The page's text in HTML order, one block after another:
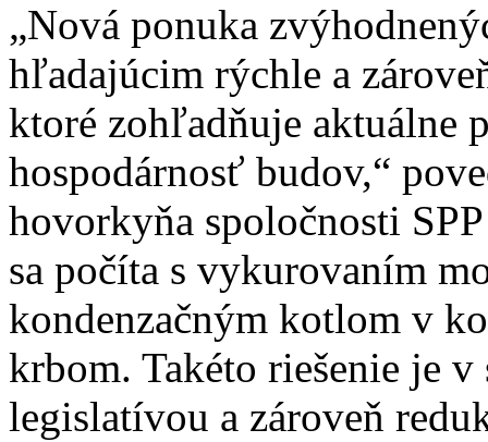
„Nová ponuka
hľadajúcim rýchle a
ktoré zohľadňuje aktuálne
hospodárnosť budov,“
hovorkyňa spoločnosti
sa počíta s vykurovaním
kondenzačným kotlom v
krbom. Takéto riešenie je
legislatívou a zároveň